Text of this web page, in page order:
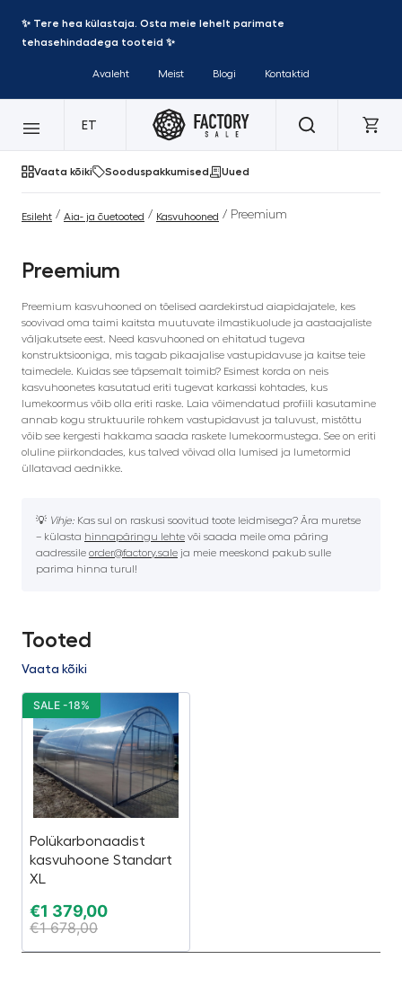
✨ Tere hea külastaja. Osta meie lehelt parimate
tehasehindadega tooteid ✨
Avaleht Meist Blogi Kontaktid
ET
Vaata kõiki Sooduspakkumised Uued
Esileht / Aia- ja õuetooted / Kasvuhooned / Preemium
Preemium
Preemium kasvuhooned on tõelised aardekirstud aiapidajatele, kes
soovivad oma taimi kaitsta muutuvate ilmastikuolude ja aastaajaliste
väljakutsete eest. Need kasvuhooned on ehitatud tugeva
konstruktsiooniga, mis tagab pikaajalise vastupidavuse ja kaitse teie
taimedele. Kuidas see täpsemalt toimib? Esimest korda on neis
kasvuhoonetes kasutatud eriti tugevat karkassi kohtades, kus
lumekoormus võib olla eriti raske. Laia võimendatud profiili kasutamine
annab kogu struktuurile rohkem vastupidavust ja taluvust, mistõttu
võib see kergesti hakkama saada raskete lumekoormustega. See on eriti
oluline piirkondades, kus talved võivad olla lumised ja lumetormid
üllatavad aednikke.
💡 Vihje: Kas sul on raskusi soovitud toote leidmisega? Ära muretse
– külasta hinnapäringu lehte või saada meile oma päring
aadressile order@factory.sale ja meie meeskond pakub sulle
parima hinna turul!
Tooted
Vaata kõiki
Polükarbonaadist
kasvuhoone Standart
XL
€1 379,00
€1 678,00
SALE -18%